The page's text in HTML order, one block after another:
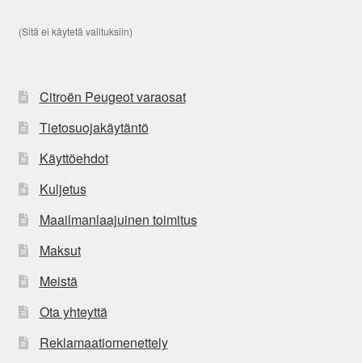
(Sitä ei käytetä valituksiin)
Citroën Peugeot varaosat
Tietosuojakäytäntö
Käyttöehdot
Kuljetus
Maailmanlaajuinen toimitus
Maksut
Meistä
Ota yhteyttä
Reklamaatiomenettely